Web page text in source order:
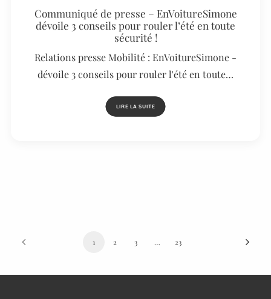
Communiqué de presse – EnVoitureSimone
dévoile 3 conseils pour rouler l’été en toute
sécurité !
Relations presse Mobilité : EnVoitureSimone -
dévoile 3 conseils pour rouler l'été en toute…
LIRE LA SUITE
1 2 3 … 23